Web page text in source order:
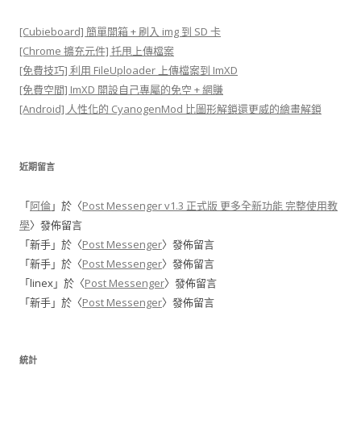
[Cubieboard] 簡單開箱 + 刷入 img 到 SD 卡
[Chrome 擴充元件] 托甩上傳檔案
[免費技巧] 利用 FileUploader 上傳檔案到 ImXD
[免費空間] ImXD 開設自己專屬的免空 + 網賺
[Android] 人性化的 CyanogenMod 比圖形解鎖還更威的繪畫解鎖
近期留言
「阿倫」於〈Post Messenger v1.3 正式版 更多全新功能 完整使用教
學〉發佈留言
「新手」於〈Post Messenger〉發佈留言
「新手」於〈Post Messenger〉發佈留言
「linex」於〈Post Messenger〉發佈留言
「新手」於〈Post Messenger〉發佈留言
統計